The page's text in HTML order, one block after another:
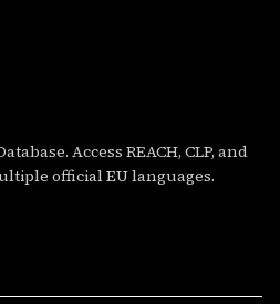
Access REACH, CLP, and
official EU languages.